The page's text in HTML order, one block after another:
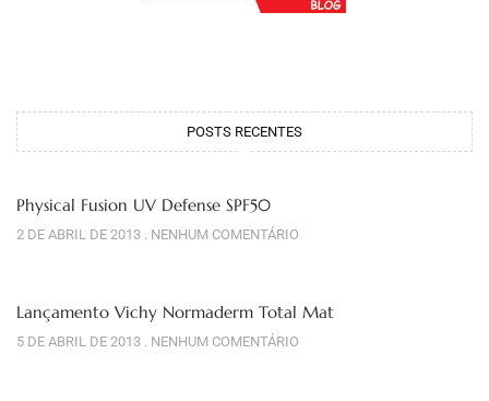
POSTS RECENTES
Physical Fusion UV Defense SPF50
2 DE ABRIL DE 2013 NENHUM COMENTÁRIO
Lançamento Vichy Normaderm Total Mat
5 DE ABRIL DE 2013 NENHUM COMENTÁRIO